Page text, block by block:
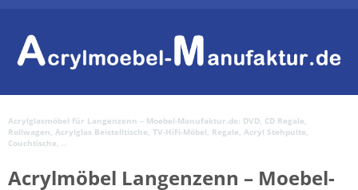
Acrylglasmöbel für Langenzenn – Moebel-Manufaktur.de: DVD, CD Regale,
Rollwagen, Acrylglas Beistelltische, TV-HiFi-Möbel, Regale, Acryl Stehpulte,
Couchtische, ..
Acrylmöbel Langenzenn – Moebel-